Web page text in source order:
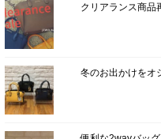
クリアランス商品
冬のお出かけをオ